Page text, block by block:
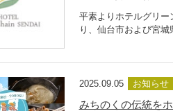
平素よりホテルグリー
り、仙台市および宮
2025.09.05 お知らせ
みちのくの伝統を